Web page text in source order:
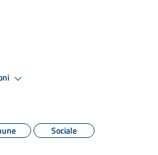
Sociale